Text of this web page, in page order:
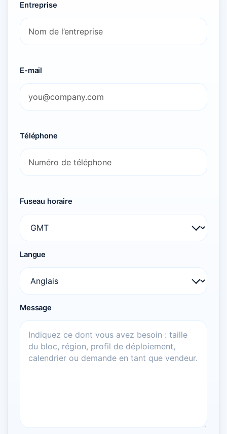
Entreprise
E-mail
Téléphone
Fuseau horaire
Langue
Message